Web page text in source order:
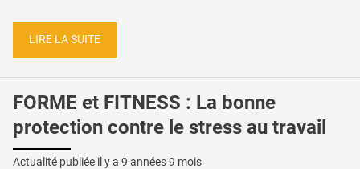
LIRE LA SUITE
FORME et FITNESS : La bonne
protection contre le stress au travail
Actualité publiée il y a 9 années 9 mois